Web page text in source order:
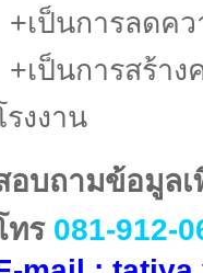
+เป็นการลดค
+เป็นการสร้า
รงงาน
อบถามข้อมูลเ
ทร 081-912-